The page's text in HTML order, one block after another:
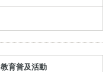
教育普及活動